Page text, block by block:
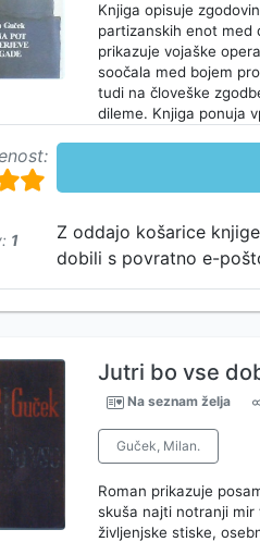
Knjiga opisuje
partizanskih enot med
prikazuje vojaške
soočala med bojem
tudi na človeške
dileme. Knjiga ponuja
1
Z oddajo košarice
dobili s povratno e-
Jutri bo vse
Na seznam želja
Guček, Milan.
Roman prikazuje
skuša najti notranji
življenjske stiske,